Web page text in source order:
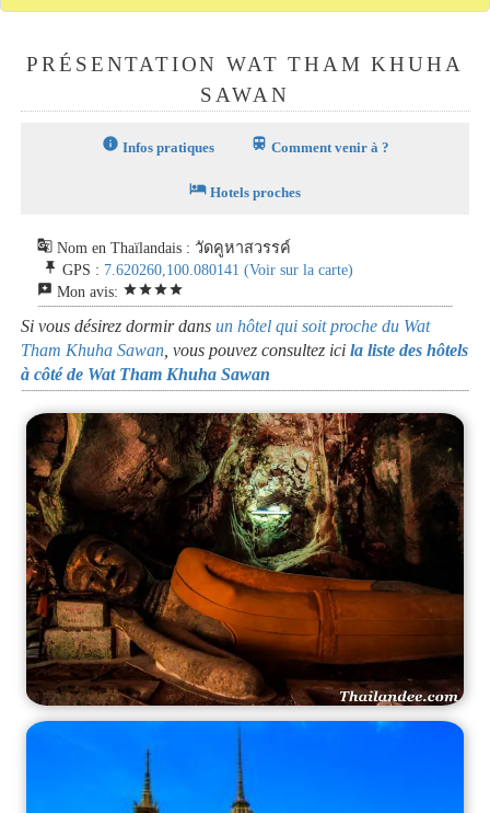
PRÉSENTATION WAT THAM KHUHA
SAWAN
info Infos pratiques train Comment venir à ?
hotel Hotels proches
g_translate Nom en Thaïlandais : วัดคูหาสวรรค์
push_pin GPS : 7.620260,100.080141 (Voir sur la carte)
reviews Mon avis: starstarstarstar
Si vous désirez dormir dansun hôtel qui soit proche du Wat
Tham Khuha Sawan , vous pouvez consultez icila liste des hôtels
à côté de Wat Tham Khuha Sawan